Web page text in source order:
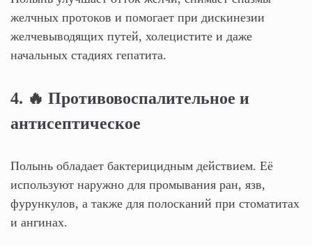
желчных протоков и помогает при дискинезии
желчевыводящих путей, холецистите и даже
начальных стадиях гепатита.
4. 🔥 Противовоспалительное и
антисептическое
Полынь обладает бактерицидным действием. Её
используют наружно для промывания ран, язв,
фурункулов, а также для полосканий при стоматитах
и ангинах.